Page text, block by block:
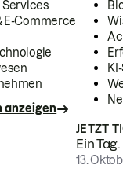
E-Commerce
anzeigen
JETZT
Ein
13.